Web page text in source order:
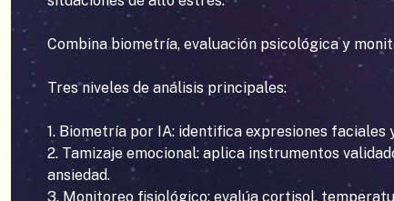
Combina biometría, evaluación psicológica y
Tres niveles de análisis principales:
1. Biometría por IA: identifica expresiones
2. Tamizaje emocional: aplica instrumentos
ansiedad.
3. Monitoreo fisiológico: evalúa cortisol,